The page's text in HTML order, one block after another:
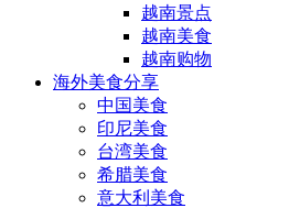
越南景点
越南美食
越南购物
海外美食分享
中国美食
印尼美食
台湾美食
希腊美食
意大利美食